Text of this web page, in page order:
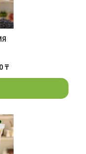
₸
цен:
–
51,900 ₸